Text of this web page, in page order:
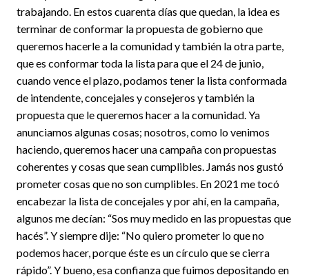
trabajando. En estos cuarenta días que quedan, la idea es
terminar de conformar la propuesta de gobierno que
queremos hacerle a la comunidad y también la otra parte,
que es conformar toda la lista para que el 24 de junio,
cuando vence el plazo, podamos tener la lista conformada
de intendente, concejales y consejeros y también la
propuesta que le queremos hacer a la comunidad. Ya
anunciamos algunas cosas; nosotros, como lo venimos
haciendo, queremos hacer una campaña con propuestas
coherentes y cosas que sean cumplibles. Jamás nos gustó
prometer cosas que no son cumplibles. En 2021 me tocó
encabezar la lista de concejales y por ahí, en la campaña,
algunos me decían: “Sos muy medido en las propuestas que
hacés”. Y siempre dije: “No quiero prometer lo que no
podemos hacer, porque éste es un círculo que se cierra
rápido”. Y bueno, esa confianza que fuimos depositando en